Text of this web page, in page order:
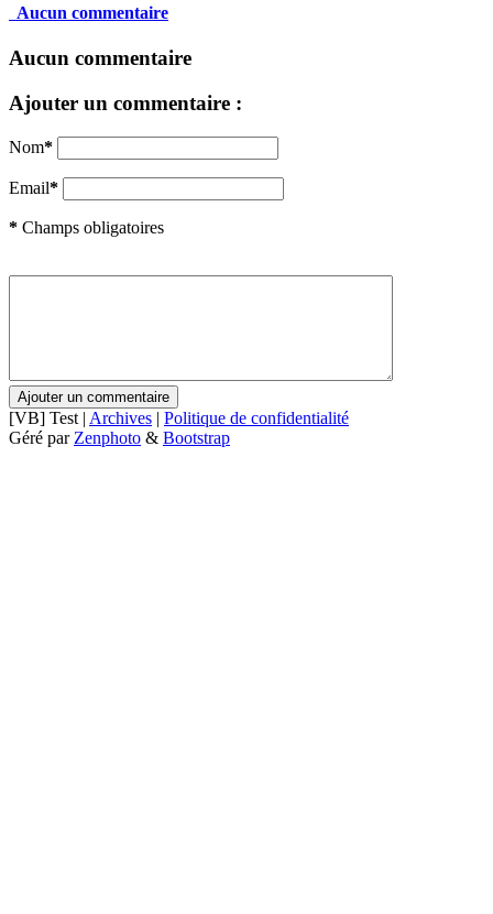
Aucun commentaire
Aucun commentaire
Ajouter un commentaire :
Nom*
Email*
* Champs obligatoires
[VB] Test | Archives | Politique de confidentialité
Géré par Zenphoto & Bootstrap